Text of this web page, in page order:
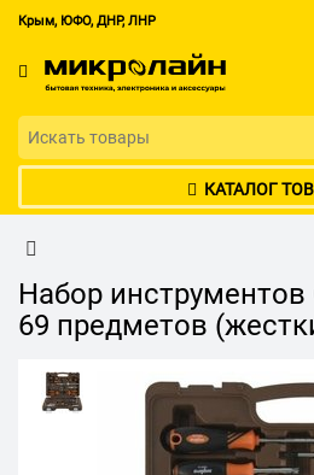
Крым, ЮФО, ДНР, ЛНР
КАТАЛОГ
Набор инструментов
69 предметов